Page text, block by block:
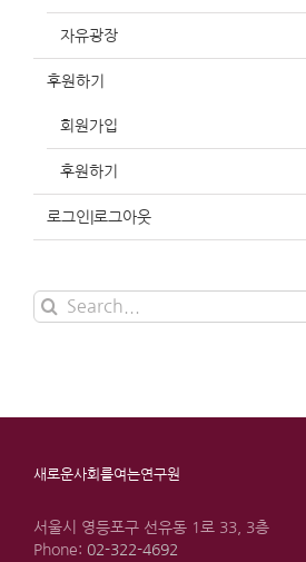
자유광장
후원하기
회원가입
후원하기
로그인|로그아웃
Search
for:
새로운사회를여는연구원
서울시 영등포구 선유동 1로 33, 3층
Phone: 02-322-4692